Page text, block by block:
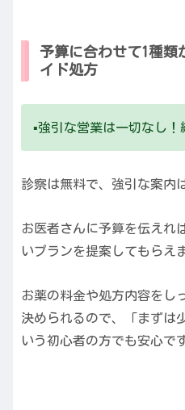
予算に合わせて1種類
イド処方
▪️強引な営業は一切なし
診察は無料で、強引な案内
お医者さんに予算を伝えれ
いプランを提案してもらえ
お薬の料金や処方内容をし
決められるので、「まずは
いう初心者の方でも安心で